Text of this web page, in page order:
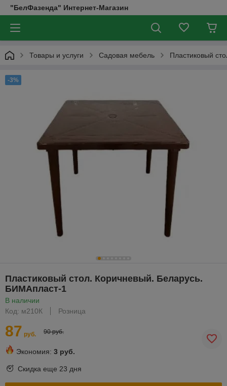
"БелФазенда" Интернет-Магазин
Товары и услуги Садовая мебель Пластиковый
-3%
Пластиковый стол. Коричневый. Беларусь.
БИМАпласт-1
В наличии
Код: м210К
Розница
87 руб. 90 руб.
Экономия: 3 руб.
Скидка еще 23 дня